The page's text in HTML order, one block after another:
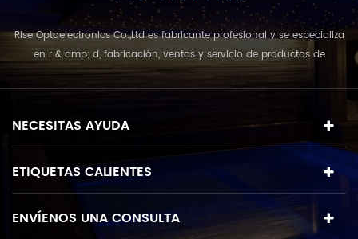
Rise Optoelectronics Co.,Ltd es fabricante profesional y se especializa
en r & amp; d, fabricación, ventas y servicio de productos de
iluminación led, con una amplia variedad de unidades de
iluminación para uso residencial, comercial y de paisaje. con el
destacado", que combina u...
NECESITAS AYUDA
ETIQUETAS CALIENTES
ENVÍENOS UNA CONSULTA